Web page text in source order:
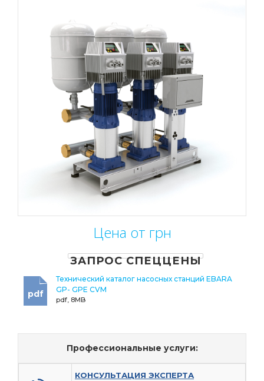
Цена от грн
ЗАПРОС СПЕЦЦЕНЫ
Технический каталог наcосных станций EBARA
GP- GPE CVM
pdf, 8MB
pdf
Профессиональные услуги:
КОНСУЛЬТАЦИЯ ЭКСПЕРТА